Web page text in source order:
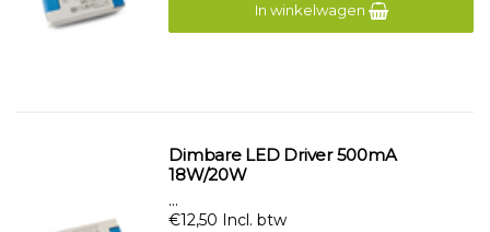
In winkelwagen
Dimbare LED Driver 500mA
18W/20W
...
€12,50 Incl. btw